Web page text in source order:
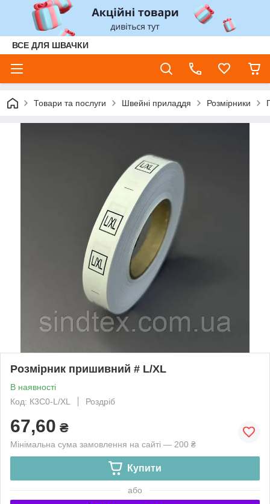
ВСЕ ДЛЯ ШВАЧКИ
Товари та послуги Швейні приладдя Розмірники
Розмірник пришивний # L/XL
В наявності
Код: К3С0-L/XL
Роздріб
67,60 ₴
Мінімальна сума замовлення на сайті — 200 ₴
Купити
або